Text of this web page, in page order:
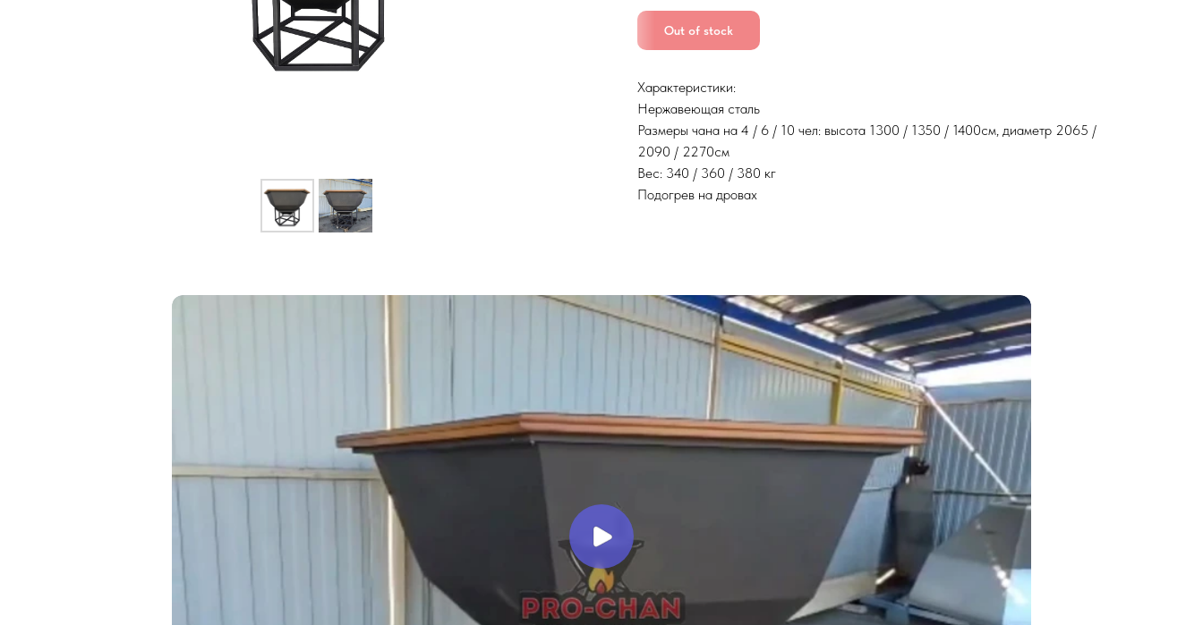
Out of stock
Характеристики:
Нержавеющая сталь
Размеры чана на 4 / 6 / 10 чел: высота 1300 / 1350 / 1400см, диаметр 2065 /
2090 / 2270см
Вес: 340 / 360 / 380 кг
Подогрев на дровах